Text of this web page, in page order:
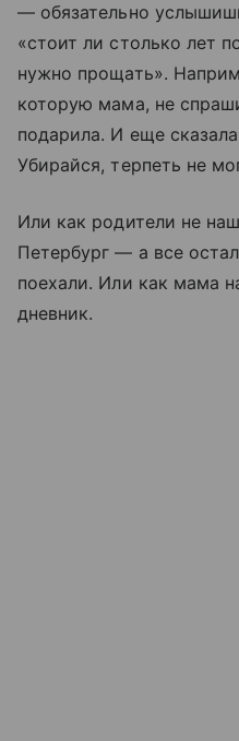
— обязательно
«стоит ли столько лет
нужно прощать».
которую мама, не
подарила. И еще
Убирайся, терпеть не
Или как родители не
Петербург — а все
поехали. Или как мама
дневник.